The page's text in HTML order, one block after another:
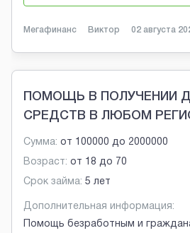
Мегафинанс Виктор 02 августа
ПОМОЩЬ В ПОЛУЧЕНИИ
СРЕДСТВ В ЛЮБОМ
Сумма: от 100000 до 2000000
Возраст: от 18 до 70
Срок займа: 5 лет
Дополнительная информация:
Помощь безработным и